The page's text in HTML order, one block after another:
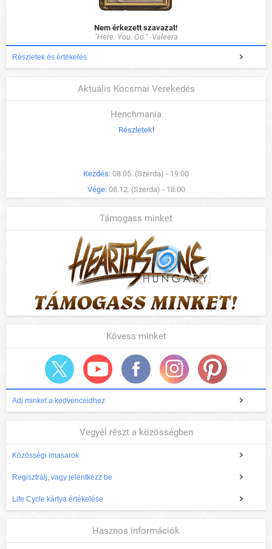
Nem érkezett szavazat!
"Here. You. Go." -Valeera
Részletek és értékelés
Aktuális Kocsmai Verekedés
Henchmania
Részletek!
Kezdés: 08.05. (Szerda) - 19:00
Vége: 08.12. (Szerda) - 18:00
Támogass minket
Kövess minket
Adj minket a kedvenceidhez
Vegyél részt a közösségben
Közösségi imasarok
Regisztrálj, vagy jelentkezz be
Life Cycle kártya értékelése
Hasznos információk